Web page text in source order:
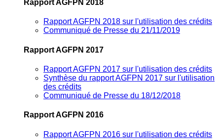
Rapport AGFPN 2018
Rapport AGFPN 2018 sur l'utilisation des crédits
Communiqué de Presse du 21/11/2019
Rapport AGFPN 2017
Rapport AGFPN 2017 sur l'utilisation des crédits
Synthèse du rapport AGFPN 2017 sur l'utilisation
des crédits
Communiqué de Presse du 18/12/2018
Rapport AGFPN 2016
Rapport AGFPN 2016 sur l'utilisation des crédits